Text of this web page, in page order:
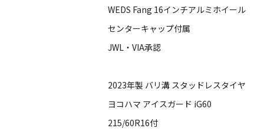
WEDS Fang 16インチアルミホイール
センターキャップ付属
JWL・VIA承認
2023年製 バリ溝 スタッドレスタイヤ
ヨコハマ アイスガード iG60
215/60R16付